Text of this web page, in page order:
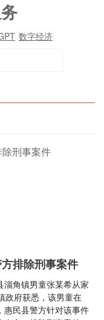
数字经济
排除刑事案件
角镇男童张某希从家
政府获悉，该男童在
惠民县警方针对该事件